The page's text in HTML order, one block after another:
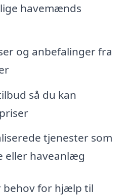
havemænds
og anbefalinger fra
så du kan
tjenester som
eller haveanlæg
behov for hjælp til